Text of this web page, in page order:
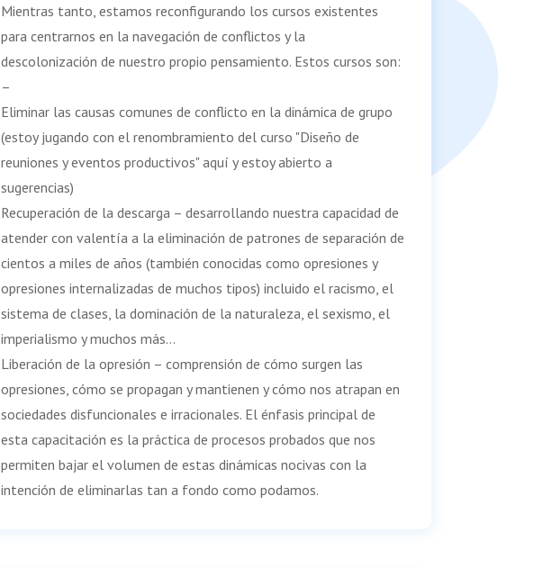
Mientras tanto, estamos reconfigurando los cursos existentes
para centrarnos en la navegación de conflictos y la
descolonización de nuestro propio pensamiento. Estos cursos son:
–
Eliminar las causas comunes de conflicto en la dinámica de grupo
(estoy jugando con el renombramiento del curso "Diseño de
reuniones y eventos productivos" aquí y estoy abierto a
sugerencias)
Recuperación de la descarga – desarrollando nuestra capacidad de
atender con valentía a la eliminación de patrones de separación de
cientos a miles de años (también conocidas como opresiones y
opresiones internalizadas de muchos tipos) incluido el racismo, el
sistema de clases, la dominación de la naturaleza, el sexismo, el
imperialismo y muchos más…
Liberación de la opresión – comprensión de cómo surgen las
opresiones, cómo se propagan y mantienen y cómo nos atrapan en
sociedades disfuncionales e irracionales. El énfasis principal de
esta capacitación es la práctica de procesos probados que nos
permiten bajar el volumen de estas dinámicas nocivas con la
intención de eliminarlas tan a fondo como podamos.